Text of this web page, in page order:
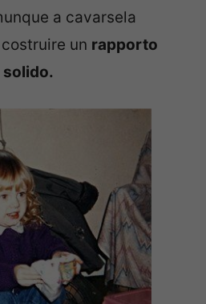
a cavarsela
un rapporto
solido.